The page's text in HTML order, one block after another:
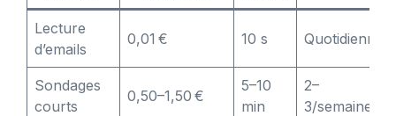
Lecture
d’emails
0,01 € 10 s Quotidienne
Sondages
courts
0,50–1,50 €
5–10
min
2–
3/semaine